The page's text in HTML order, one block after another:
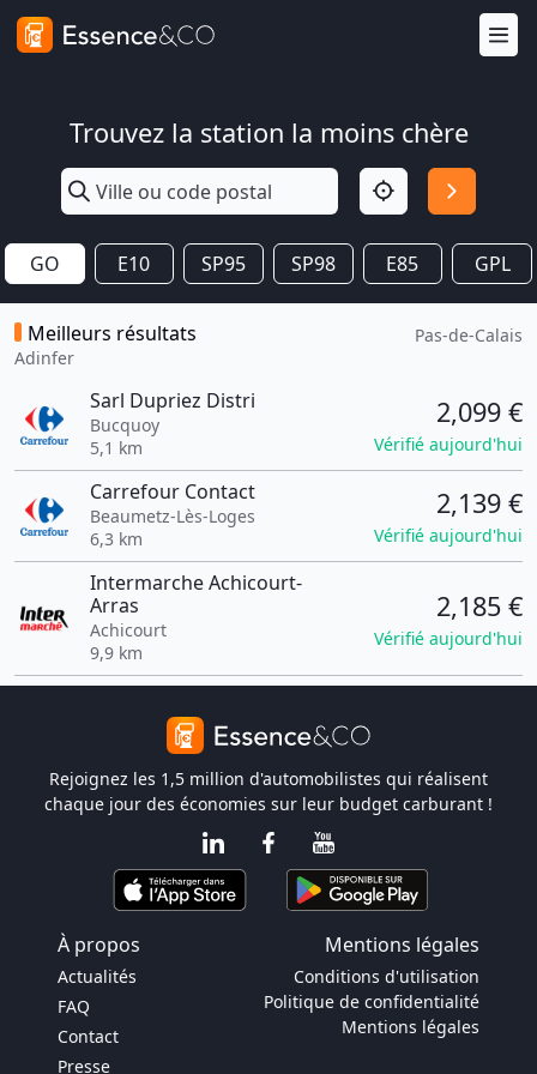
Trouvez la station la moins chère
GO E10 SP95 SP98 E85 GPL
Meilleurs résultats
Adinfer
Pas-de-Calais
Sarl Dupriez Distri
Bucquoy
5,1 km
2,099 €
Vérifié aujourd'hui
Carrefour Contact
Beaumetz-Lès-Loges
6,3 km
2,139 €
Vérifié aujourd'hui
Intermarche Achicourt-
Arras
Achicourt
9,9 km
2,185 €
Vérifié aujourd'hui
Rejoignez les 1,5 million d'automobilistes qui réalisent
chaque jour des économies sur leur budget carburant !
À propos Mentions légales
Actualités
FAQ
Contact
Presse
Conditions d'utilisation
Politique de confidentialité
Mentions légales